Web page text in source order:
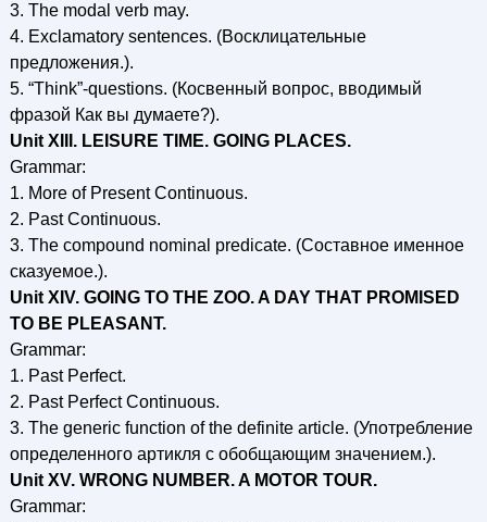
3. The modal verb may.
4. Exclamatory sentences. (Восклицательные
предложения.).
5. “Think”-questions. (Косвенный вопрос, вводимый
фразой Как вы думаете?).
Unit XIII. LEISURE TIME. GOING PLACES.
Grammar:
1. More of Present Continuous.
2. Past Continuous.
3. The compound nominal predicate. (Составное именное
сказуемое.).
Unit XIV. GOING TO THE ZOO. A DAY THAT PROMISED
TO BE PLEASANT.
Grammar:
1. Past Perfect.
2. Past Perfect Continuous.
3. The generic function of the definite article. (Употребление
определенного артикля с обобщающим значением.).
Unit XV. WRONG NUMBER. A MOTOR TOUR.
Grammar: